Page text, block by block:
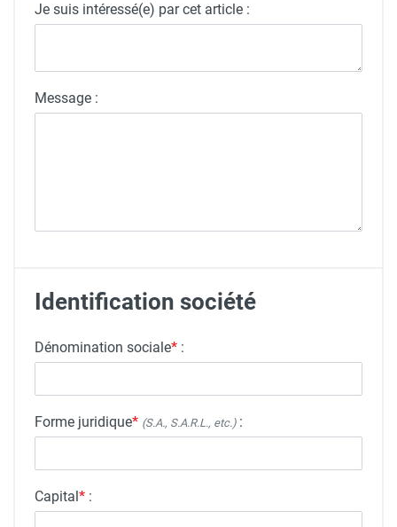
Je suis intéressé(e) par cet article :
Message :
Identification société
Dénomination sociale* :
Forme juridique* (S.A., S.A.R.L., etc.):
Capital* :